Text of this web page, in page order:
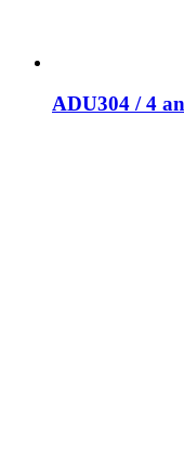
ADU304 / 4